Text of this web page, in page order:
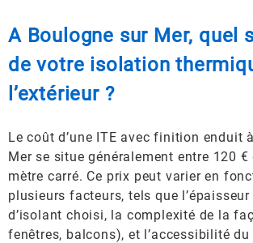
A Boulogne sur Mer, quel
de votre isolation
l’extérieur ?
Le coût d’une ITE avec finition enduit
Mer se situe généralement entre 120
mètre carré. Ce prix peut varier en
plusieurs facteurs, tels que
d’isolant choisi, la complexité de la
fenêtres, balcons), et l’accessibilité du